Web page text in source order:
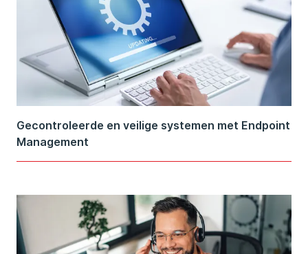
Gecontroleerde en veilige systemen met Endpoint
Management